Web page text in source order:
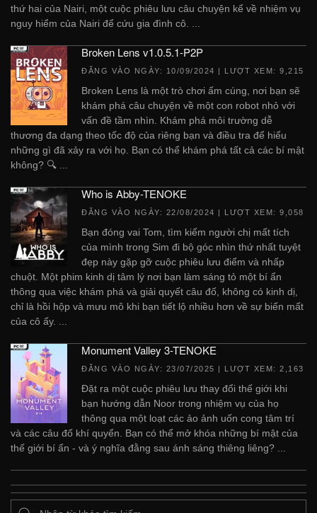
thứ hai của Nairi, một cuộc phiêu lưu câu chuyện kể về nhiệm vụ
nguy hiểm của Nairi để cứu gia đình cô. ...
Broken Lens v1.0.5.1-P2P
ĐĂNG VÀO NGÀY: 10/09/2024 | LƯỢT XEM: 9,215
Broken Lens là một trò chơi ấm cúng, nơi bạn sẽ
khám phá câu chuyện về một con robot nhỏ với
vấn đề tầm nhìn. Khám phá môi trường dễ
thương đa dạng theo tốc độ của riêng bạn và điều tra để hiểu
những gì đã xảy ra với họ. Bạn có thể khám phá tất cả các bí mật
không? 🔍 ...
Who is Abby-TENOKE
ĐĂNG VÀO NGÀY: 22/08/2024 | LƯỢT XEM: 9,058
Bạn đóng vai Tom, tìm kiếm người chị mất tích
của mình trong Sim đi bộ góc nhìn thứ nhất tuyệt
đẹp này gặp gỡ cuộc phiêu lưu điểm và nhấp
chuột. Một phim kinh dị tâm lý nơi bạn làm sáng tỏ một bí ẩn
thông qua việc khám phá và giải quyết câu đố, không có kinh dị,
chỉ là hồi hộp và mưu mô khi bạn tiết lộ nhiều hơn về sự biến mất
của cô ấy. ...
Monument Valley 3-TENOKE
ĐĂNG VÀO NGÀY: 23/07/2025 | LƯỢT XEM: 2,163
Đặt ra một cuộc phiêu lưu thay đổi thế giới khi
bạn hướng dẫn Noor trong nhiệm vụ của họ
thông qua một loạt các ảo ảnh uốn cong tâm trí
và các câu đố khí quyển. Bạn có thể mở khóa những bí mật của
thế giới bí ẩn - và ý nghĩa đằng sau ánh sáng thiêng liêng? ...